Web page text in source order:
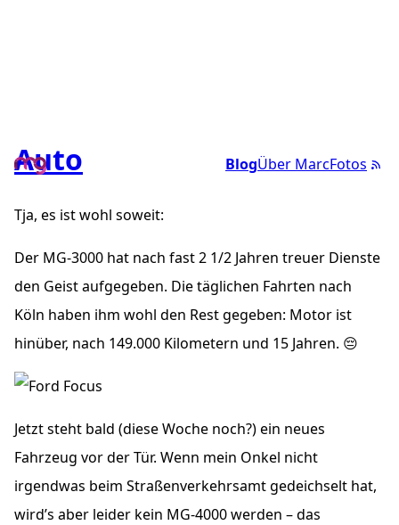
BlogÜber MarcFotos
Auto
Tja, es ist wohl soweit:
Der MG-3000 hat nach fast 2 1/2 Jahren treuer Dienste
den Geist aufgegeben. Die täglichen Fahrten nach
Köln haben ihm wohl den Rest gegeben: Motor ist
hinüber, nach 149.000 Kilometern und 15 Jahren. 😔
Jetzt steht bald (diese Woche noch?) ein neues
Fahrzeug vor der Tür. Wenn mein Onkel nicht
irgendwas beim Straßenverkehrsamt gedeichselt hat,
wird’s aber leider kein MG-4000 werden – das